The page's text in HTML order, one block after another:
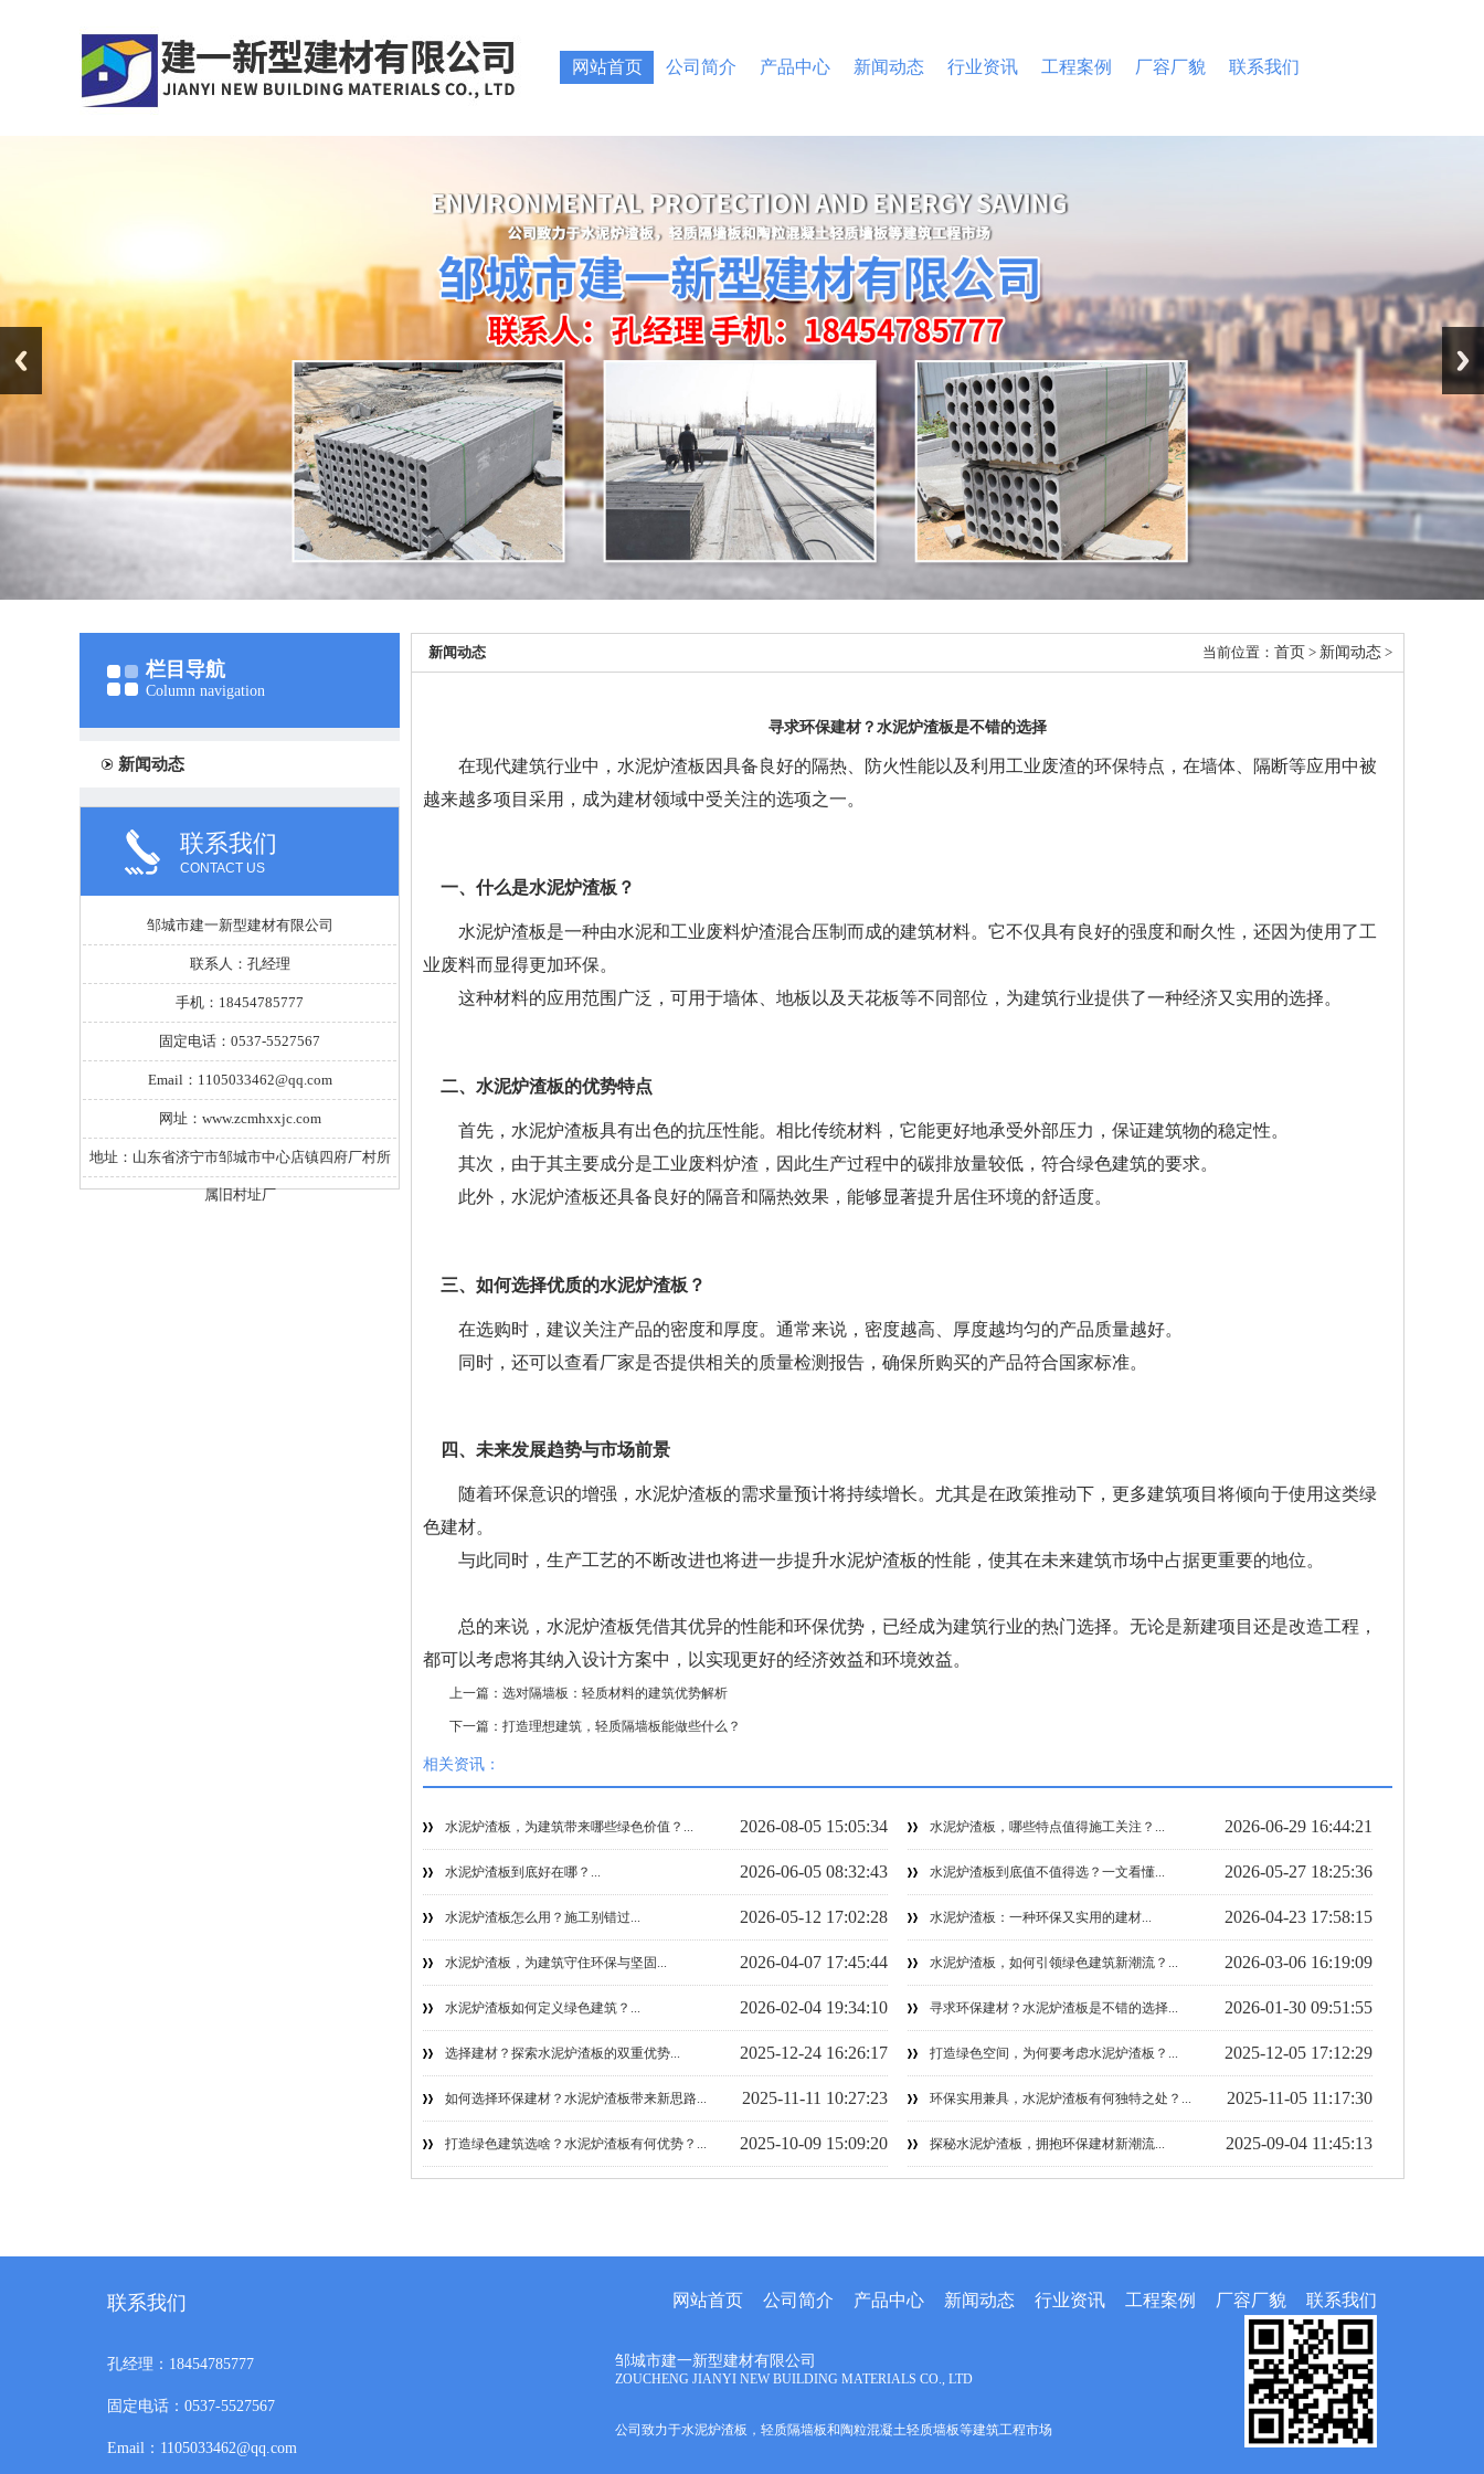
网站首页 公司简介 产品中心 新闻动态 行业资讯 工程案例 厂容厂貌 联系我们
栏目导航
Column navigation
新闻动态
联系我们
CONTACT US
邹城市建一新型建材有限公司
联系人：孔经理
手机：18454785777
固定电话：0537-5527567
Email：1105033462@qq.com
网址：www.zcmhxxjc.com
地址：山东省济宁市邹城市中心店镇四府厂村所
属旧村址厂
当前位置： 首页 > 新闻动态 >
新闻动态
寻求环保建材？水泥炉渣板是不错的选择
在现代建筑行业中，水泥炉渣板因具备良好的隔热、防火性能以及利用工业废渣的环保特点，在墙体、隔断等应用中被
越来越多项目采用，成为建材领域中受关注的选项之一。
一、什么是水泥炉渣板？
水泥炉渣板是一种由水泥和工业废料炉渣混合压制而成的建筑材料。它不仅具有良好的强度和耐久性，还因为使用了工
业废料而显得更加环保。
这种材料的应用范围广泛，可用于墙体、地板以及天花板等不同部位，为建筑行业提供了一种经济又实用的选择。
二、水泥炉渣板的优势特点
首先，水泥炉渣板具有出色的抗压性能。相比传统材料，它能更好地承受外部压力，保证建筑物的稳定性。
其次，由于其主要成分是工业废料炉渣，因此生产过程中的碳排放量较低，符合绿色建筑的要求。
此外，水泥炉渣板还具备良好的隔音和隔热效果，能够显著提升居住环境的舒适度。
三、如何选择优质的水泥炉渣板？
在选购时，建议关注产品的密度和厚度。通常来说，密度越高、厚度越均匀的产品质量越好。
同时，还可以查看厂家是否提供相关的质量检测报告，确保所购买的产品符合国家标准。
四、 未来发展趋势与市场前景
随着环保意识的增强，水泥炉渣板的需求量预计将持续增长。尤其是在政策推动下，更多建筑项目将倾向于使用这类绿
色建材。
与此同时，生产工艺的不断改进也将进一步提升水泥炉渣板的性能，使其在未来建筑市场中占据更重要的地位。
总的来说，水泥炉渣板凭借其优异的性能和环保优势，已经成为建筑行业的热门选择。无论是新建项目还是改造工程，
都可以考虑将其纳入设计方案中，以实现更好的经济效益和环境效益。
上一篇： 选对隔墙板：轻质材料的建筑优势解析
下一篇： 打造理想建筑，轻质隔墙板能做些什么？
相关资讯：
2026-08-05 15:05:34
水泥炉渣板，为建筑带来哪些绿色价值？... 2026-06-29 16:44:21
水泥炉渣板，哪些特点值得施工关注？...
2026-06-05 08:32:43
水泥炉渣板到底好在哪？... 2026-05-27 18:25:36
水泥炉渣板到底值不值得选？一文看懂...
2026-05-12 17:02:28
水泥炉渣板怎么用？施工别错过... 2026-04-23 17:58:15
水泥炉渣板：一种环保又实用的建材...
2026-04-07 17:45:44
水泥炉渣板，为建筑守住环保与坚固... 2026-03-06 16:19:09
水泥炉渣板，如何引领绿色建筑新潮流？...
2026-02-04 19:34:10
水泥炉渣板如何定义绿色建筑？... 2026-01-30 09:51:55
寻求环保建材？水泥炉渣板是不错的选择...
2025-12-24 16:26:17
选择建材？探索水泥炉渣板的双重优势... 2025-12-05 17:12:29
打造绿色空间，为何要考虑水泥炉渣板？...
2025-11-11 10:27:23
如何选择环保建材？水泥炉渣板带来新思路... 2025-11-05 11:17:30
环保实用兼具，水泥炉渣板有何独特之处？...
2025-10-09 15:09:20
打造绿色建筑选啥？水泥炉渣板有何优势？... 2025-09-04 11:45:13
探秘水泥炉渣板，拥抱环保建材新潮流...
联系我们
孔经理：18454785777
固定电话：0537-5527567
Email：1105033462@qq.com
网站首页 公司简介 产品中心 新闻动态 行业资讯 工程案例 厂容厂貌 联系我们
邹城市建一新型建材有限公司
ZOUCHENG JIANYI NEW BUILDING MATERIALS CO., LTD
公司致力于水泥炉渣板，轻质隔墙板和陶粒混凝土轻质墙板等建筑工程市场